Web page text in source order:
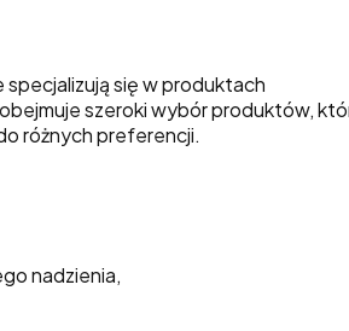
się w produktach
szeroki wybór produktów,
różnych preferencji.
nadzienia,